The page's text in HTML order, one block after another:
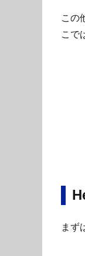
この
こで
まず